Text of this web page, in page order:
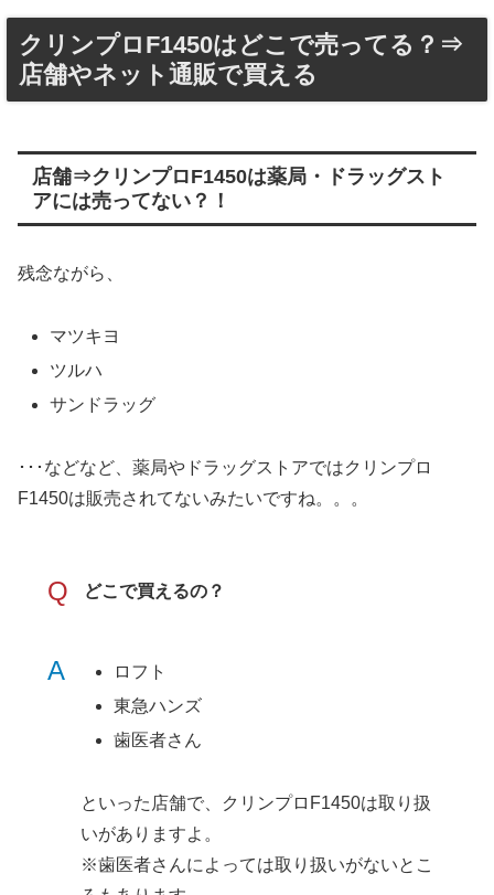
クリンプロF1450はどこで売ってる？⇒
店舗やネット通販で買える
店舗⇒クリンプロF1450は薬局・ドラッグスト
アには売ってない？！
残念ながら、
マツキヨ
ツルハ
サンドラッグ
･･･などなど、薬局やドラッグストアではクリンプロ
F1450は販売されてないみたいですね。。。
Q どこで買えるの？
A
ロフト
東急ハンズ
歯医者さん
といった店舗で、クリンプロF1450は取り扱
いがありますよ。
※歯医者さんによっては取り扱いがないとこ